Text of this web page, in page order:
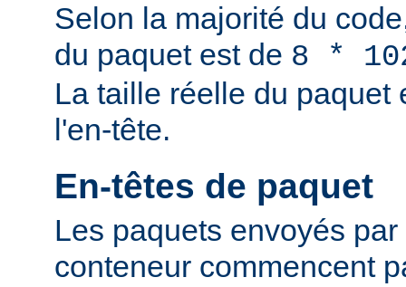
Selon la majorité du
du paquet est de 8 *
La taille réelle du paquet
l'en-tête.
En-têtes de paquet
Les paquets envoyés
conteneur commencent